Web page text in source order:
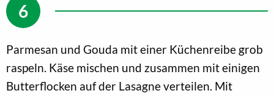
Parmesan und Gouda mit einer Küchenreibe grob
raspeln. Käse mischen und zusammen mit einigen
Butterflocken auf der Lasagne verteilen. Mit